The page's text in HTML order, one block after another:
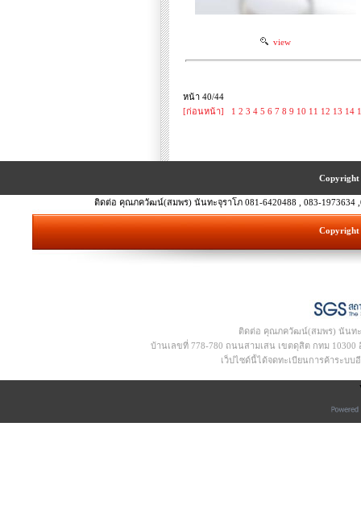
view
หน้า 40/44
[ก่อนหน้า]
1 2 3 4 5 6 7 8 9 10 11 12 13 14
Copyright
ติดต่อ คุณภควัฒน์(สมพร) นันทะจุราโภ 081-6420488 , 083-1973634
Copyright
ติดต่อ คุณภควัฒน์(สมพร) นันทะจุ
บ้านเลขที่ 778-780 ถนนสามเสน เขตดุสิต กทม 10300 อี
เว็ปไซด์นี้ได้จดทะเบียนการค้าระบบ